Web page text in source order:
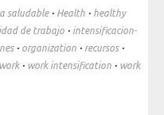
saludable· Health · healthy
de trabajo · intensificacion-
· organization · recursos·
work· work intensification · work